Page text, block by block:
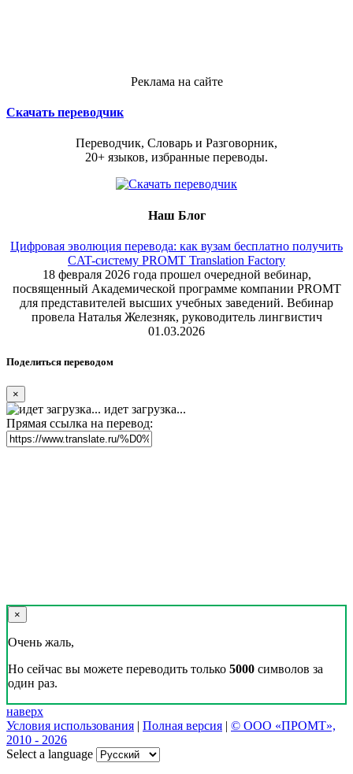
Реклама на сайте
Скачать переводчик
Переводчик, Словарь и Разговорник,
20+ языков, избранные переводы.
Наш Блог
Цифровая эволюция перевода: как вузам бесплатно получить
CAT-систему PROMT Translation Factory
18 февраля 2026 года прошел очередной вебинар,
посвященный Академической программе компании PROMT
для представителей высших учебных заведений. Вебинар
провела Наталья Железняк, руководитель лингвистич
01.03.2026
Поделиться переводом
×
идет загрузка...
Прямая ссылка на перевод:
×
Очень жаль,
Но сейчас вы можете переводить только 5000 символов за
один раз.
наверх
Условия использования | Полная версия | © ООО «ПРОМТ»,
2010 - 2026
Select a language